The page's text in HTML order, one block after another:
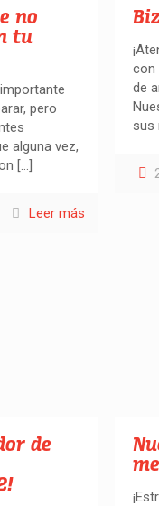
no
tu
pero
alguna vez,
[…]
Leer más
con
de
sus
de